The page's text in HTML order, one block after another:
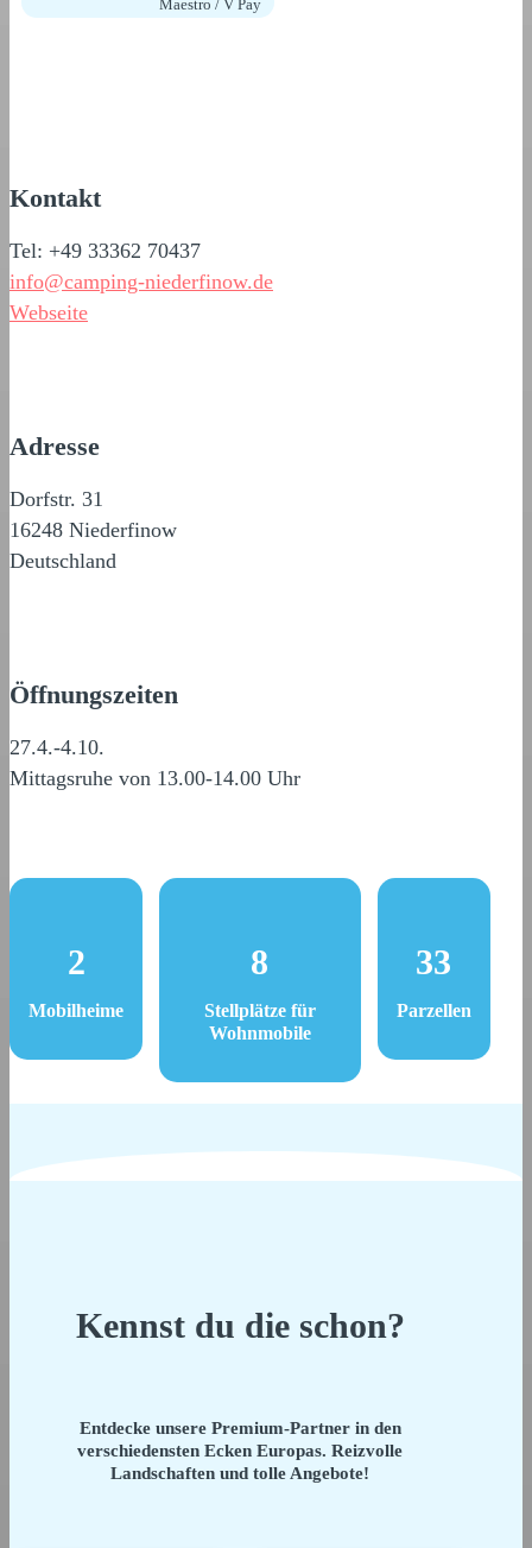
Maestro / V Pay
Kontakt
Tel: +49 33362 70437
info@camping-niederfinow.de
Webseite
Adresse
Dorfstr. 31
16248 Niederfinow
Deutschland
Öffnungszeiten
27.4.-4.10.
Mittagsruhe von 13.00-14.00 Uhr
2
Mobilheime
8
Stellplätze für
Wohnmobile
33
Parzellen
Kennst du die schon?
Entdecke unsere Premium-Partner in den
verschiedensten Ecken Europas. Reizvolle
Landschaften und tolle Angebote!